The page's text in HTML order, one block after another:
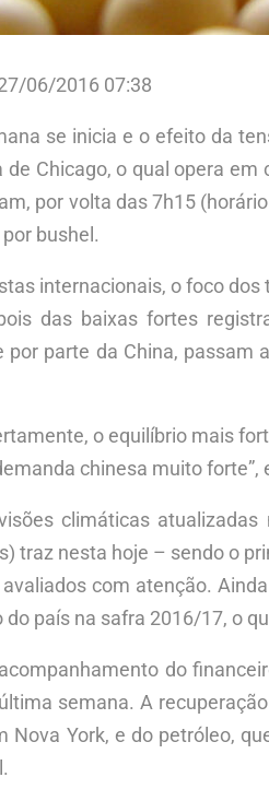
06/2016 07:38
se inicia e o efeito da
de Chicago, o qual opera
por volta das 7h15
bushel.
internacionais, o foco
das baixas fortes
por parte da China,
o equilíbrio mais
chinesa muito
climáticas
traz nesta hoje – sendo o
com atenção.
do país na safra 2016/17, o
do
semana. A
Nova York, e do petróleo,